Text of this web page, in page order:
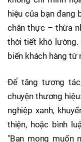
hiệu của bạn đang
chân thực – thừa
thời tiết khó lường.
biến khách hàng từ
Để tăng tương
chuyện thương
nghiệp xanh,
thiện, hoặc bình
"Bạn mong muốn